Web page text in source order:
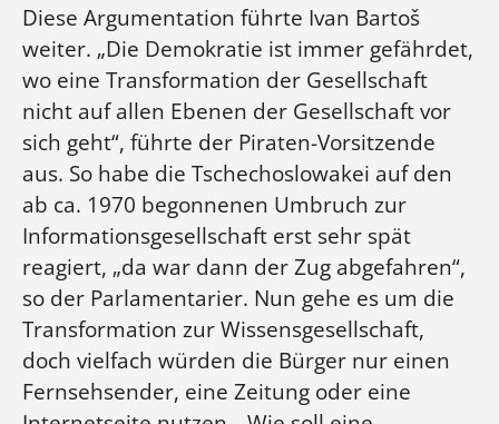
Diese Argumentation führte Ivan Bartoš
weiter. „Die Demokratie ist immer gefährdet,
wo eine Transformation der Gesellschaft
nicht auf allen Ebenen der Gesellschaft vor
sich geht“, führte der Piraten-Vorsitzende
aus. So habe die Tschechoslowakei auf den
ab ca. 1970 begonnenen Umbruch zur
Informationsgesellschaft erst sehr spät
reagiert, „da war dann der Zug abgefahren“,
so der Parlamentarier. Nun gehe es um die
Transformation zur Wissensgesellschaft,
doch vielfach würden die Bürger nur einen
Fernsehsender, eine Zeitung oder eine